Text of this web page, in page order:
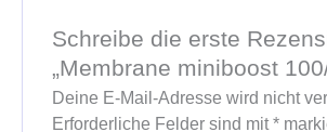
Schreibe die erste
„Membrane miniboost
Deine E-Mail-Adresse wird nicht
Erforderliche Felder sind mit*